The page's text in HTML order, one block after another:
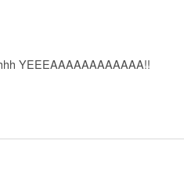
YEEEAAAAAAAAAAAA!!